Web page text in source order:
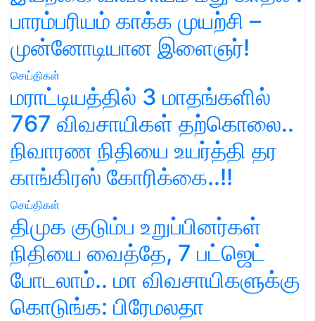
பாரம்பரியம் காக்க முயற்சி –
முன்னோடியான இளைஞர்!
செய்திகள்
மராட்டியத்தில் 3 மாதங்களில்
767 விவசாயிகள் தற்கொலை..
நிவாரண நிதியை உயர்த்தி தர
காங்கிரஸ் கோரிக்கை..!!
செய்திகள்
திமுக குடும்ப உறுப்பினர்கள்
நிதியை வைத்தே, 7 பட்ஜெட்
போடலாம்.. மா விவசாயிகளுக்கு
கொடுங்க: பிரேமலதா